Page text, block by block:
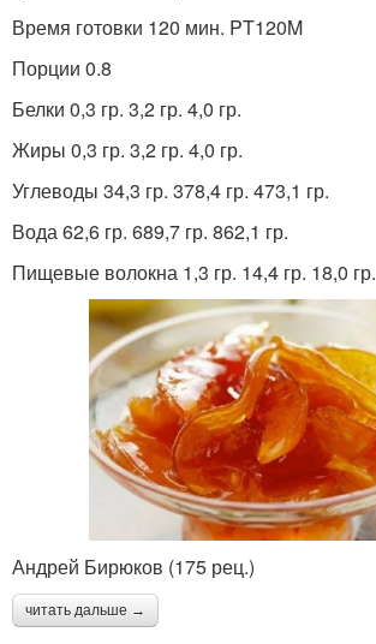
Время готовки 120 мин. PT120M
Порции 0.8
Белки 0,3 гр. 3,2 гр. 4,0 гр.
Жиры 0,3 гр. 3,2 гр. 4,0 гр.
Углеводы 34,3 гр. 378,4 гр. 473,1 гр.
Вода 62,6 гр. 689,7 гр. 862,1 гр.
Пищевые волокна 1,3 гр. 14,4 гр. 18,0 гр.
Андрей Бирюков (175 рец.)
читать дальше →